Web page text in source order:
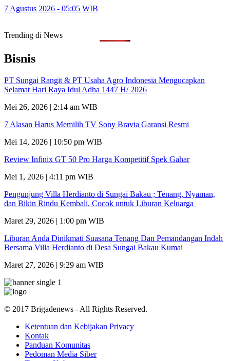
7 Agustus 2026 - 05:05 WIB
Trending di News
Bisnis
PT Sungai Rangit & PT Usaha Agro Indonesia Mengucapkan
Selamat Hari Raya Idul Adha 1447 H/ 2026
Mei 26, 2026 | 2:14 am WIB
7 Alasan Harus Memilih TV Sony Bravia Garansi Resmi
Mei 14, 2026 | 10:50 pm WIB
Review Infinix GT 50 Pro Harga Kompetitif Spek Gahar
Mei 1, 2026 | 4:11 pm WIB
Pengunjung Villa Herdianto di Sungai Bakau ; Tenang, Nyaman,
dan Bikin Rindu Kembali, Cocok untuk Liburan Keluarga
Maret 29, 2026 | 1:00 pm WIB
Liburan Anda Dinikmati Suasana Tenang Dan Pemandangan Indah
Bersama Villa Herdianto di Desa Sungai Bakau Kumai
Maret 27, 2026 | 9:29 am WIB
© 2017 Brigadenews - All Rights Reserved.
Ketentuan dan Kebijakan Privacy
Kontak
Panduan Komunitas
Pedoman Media Siber